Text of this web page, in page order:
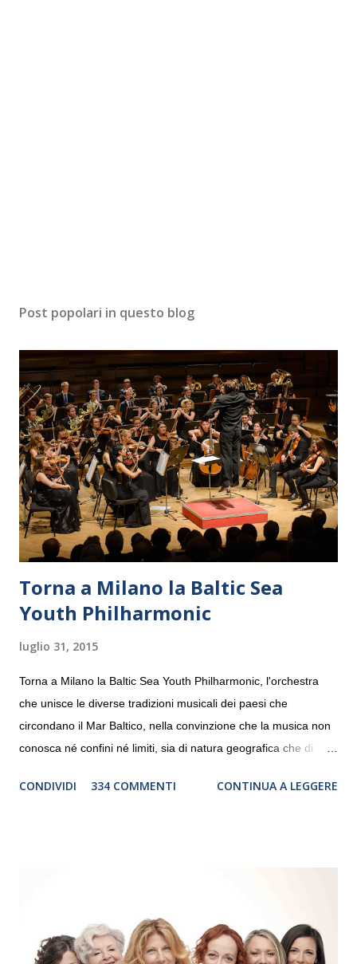
Post popolari in questo blog
Torna a Milano la Baltic Sea
Youth Philharmonic
luglio 31, 2015
Torna a Milano la Baltic Sea Youth Philharmonic, l'orchestra
che unisce le diverse tradizioni musicali dei paesi che
circondano il Mar Baltico, nella convinzione che la musica non
conosca né confini né limiti, sia di natura geografica che di
debutterà il 10 settembre a Heiden, in Germania, e toccherà, in
“Settembre dell’Accademia” dove si esibirà per il secondo anno
consecutivo. Il pubblico milanese avrà il piacere di applaudire i
CONDIVIDI 334 COMMENTI CONTINUA A LEGGERE